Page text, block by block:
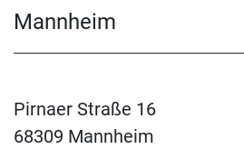
Mannheim
Pirnaer Straße 16
68309 Mannheim